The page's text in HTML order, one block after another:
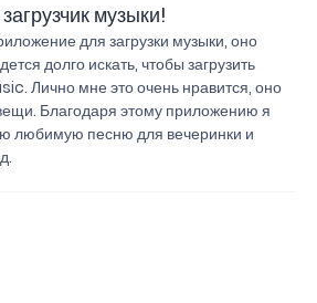
музыки!
для загрузки музыки, оно
долго искать, чтобы загрузить
Лично мне это очень нравится, оно
Благодаря этому приложению я
любимую песню для вечеринки и